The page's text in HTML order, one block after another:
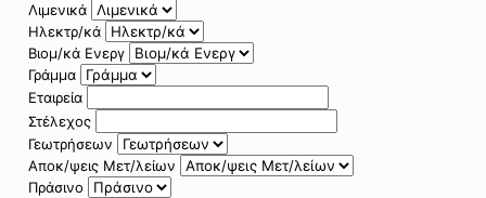
Λιμενικά
Ηλεκτρ/κά
Βιομ/κά Ενεργ
Γράμμα
Εταιρεία
Στέλεχος
Γεωτρήσεων
Αποκ/ψεις Μετ/λείων
Πράσινο